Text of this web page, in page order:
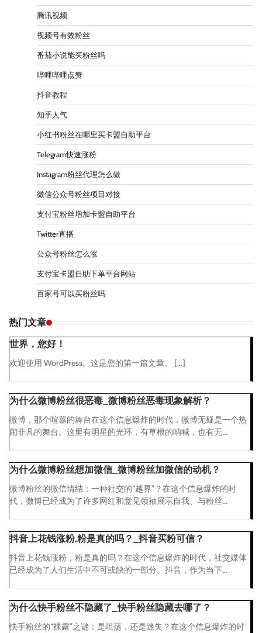
腾讯视频
视频号有效粉丝
番茄小说能买粉丝吗
哔哩哔哩点赞
抖音教程
知乎人气
小红书粉丝在哪里买卡盟自助平台
Telegram快速涨粉
Instagram粉丝代理怎么做
微信公众号粉丝项目对接
支付宝粉丝增加卡盟自助平台
Twitter直播
公众号粉丝怎么涨
支付宝卡盟自助下单平台网站
百家号可以买粉丝吗
热门文章
世界，您好！
欢迎使用 WordPress。这是您的第一篇文章。 […]
为什么微博粉丝很恶毒_微博粉丝恶毒现象解析？
微博，那个喧嚣的舞台在这个信息爆炸的时代，微博无疑是一个热
闹非凡的舞台。这里有明星的光环，有草根的呐喊，也有无...
为什么微博粉丝想加微信_微博粉丝加微信的动机？
微博粉丝的微信情结：一种社交的“越界”？在这个信息爆炸的时
代，微博已经成为了许多网红和意见领袖展示自我、与粉丝...
抖音上花钱涨粉,粉是真的吗？_抖音买粉可信？
抖音上花钱涨粉，粉是真的吗？在这个信息爆炸的时代，社交媒体
已经成为了人们生活中不可或缺的一部分。抖音，作为当下...
为什么快手粉丝不隐藏了_快手粉丝隐藏去哪了？
快手粉丝的“裸露”之谜：是坦荡，还是迷失？在这个信息爆炸的时